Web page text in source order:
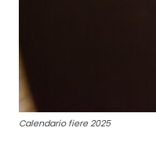
Calendario fiere 2025